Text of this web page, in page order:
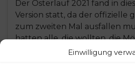
Einwilligung
Der Osterlauf 2021 fand in
Version statt, da der offizielle
zum zweiten Mal ausfallen
hatten alle, die wollten, die
Medaillen und